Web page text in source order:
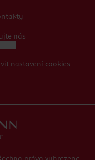
nás
nastavení cookies